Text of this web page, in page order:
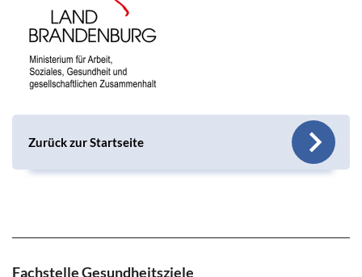
Zurück zur Startseite
Fachstelle Gesundheitsziele